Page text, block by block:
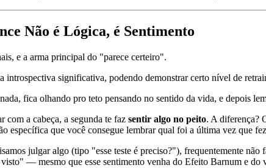
Não é Lógica, é Sentimento
e a arma principal do "parece certeiro".
introspectiva significativa, podendo demonstrar certo nível de
fica olhando pro teto pensando no sentido da vida, e depois
com a cabeça, a segunda te faz sentir algo no peito. A diferença?
que você consegue lembrar qual foi a última vez que
julgar algo (tipo "esse teste é preciso?"), frequentemente
— mesmo que esse sentimento venha do Efeito Barnum e